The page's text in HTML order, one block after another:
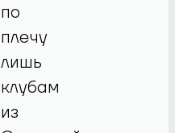
по
плечу
лишь
клубам
из